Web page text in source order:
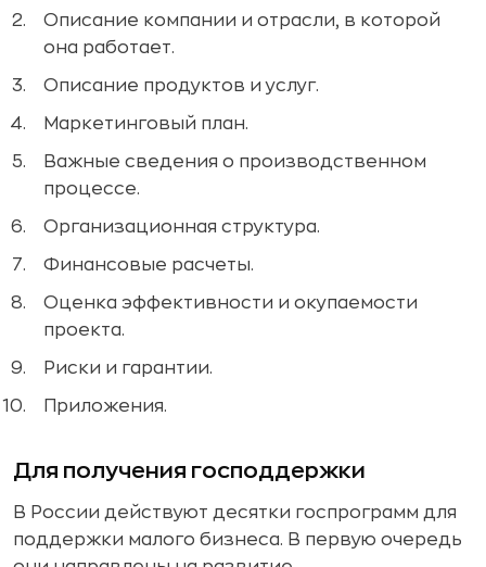
Описание компании и отрасли, в которой
она работает.
Описание продуктов и услуг.
Маркетинговый план.
Важные сведения о производственном
процессе.
Организационная структура.
Финансовые расчеты.
Оценка эффективности и окупаемости
проекта.
Риски и гарантии.
Приложения.
Для получения господдержки
В России действуют десятки госпрограмм для
поддержки малого бизнеса. В первую очередь